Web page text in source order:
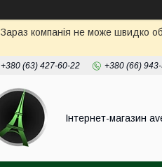
Зараз компанія не може швидко
+380 (63) 427-60-22 +380 (66)
Інтернет-магазин